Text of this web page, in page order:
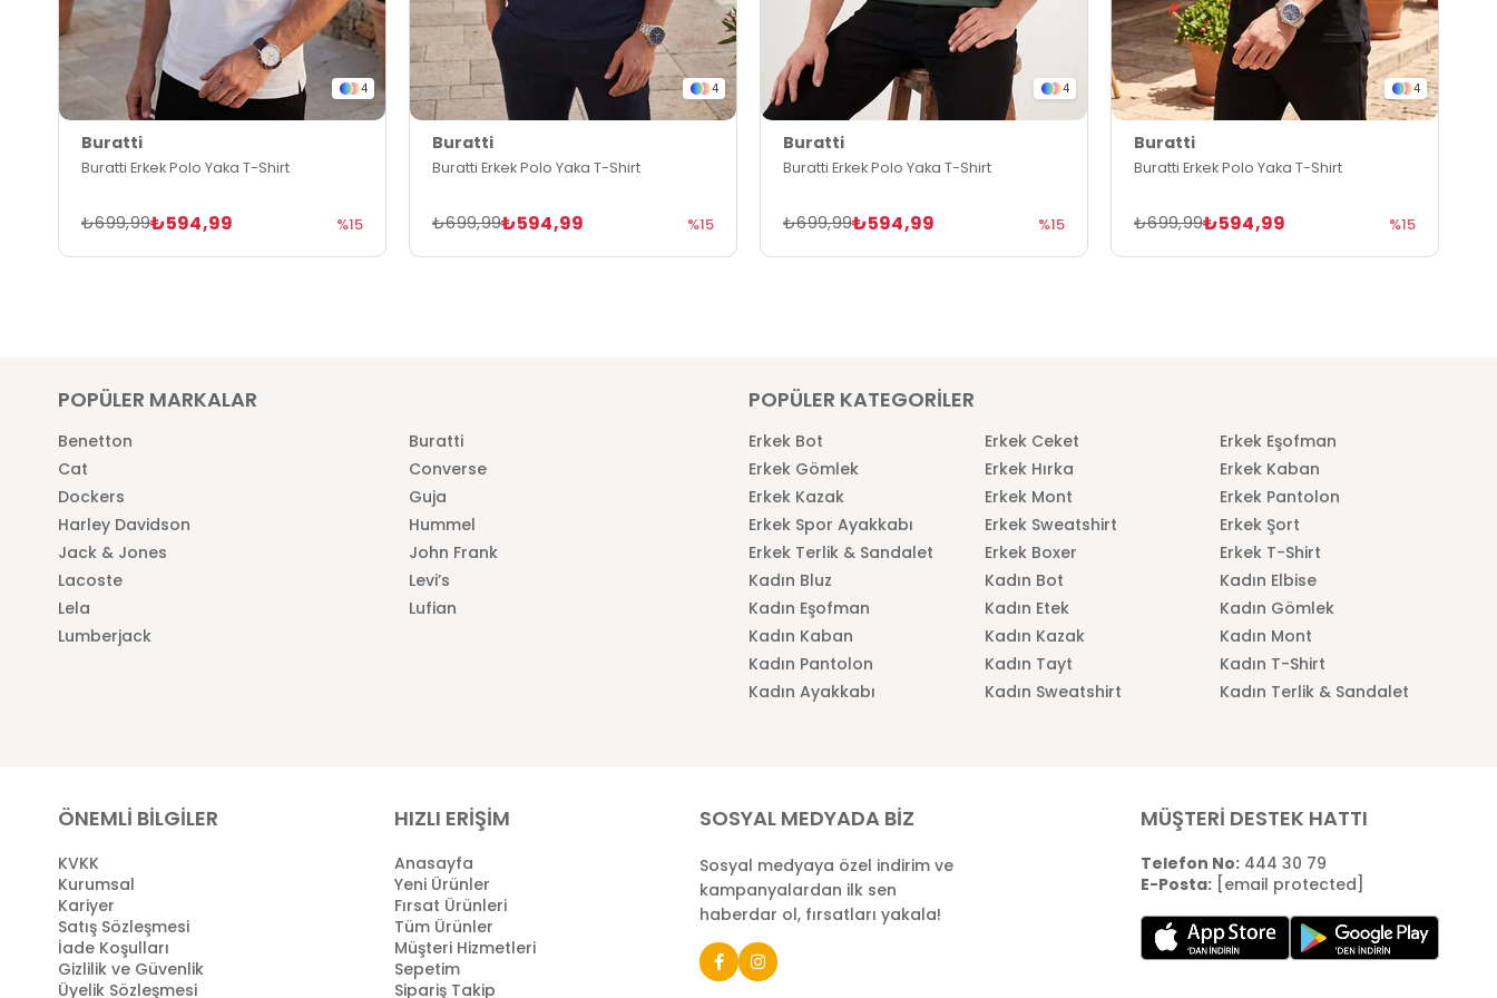
4
Buratti
Buratti Erkek Polo Yaka T-Shirt
₺594,99
₺699,99 %15
4
Buratti
Buratti Erkek Polo Yaka T-Shirt
₺594,99
₺699,99 %15
4
Buratti
Buratti Erkek Polo Yaka T-Shirt
₺594,99
₺699,99 %15
4
Buratti
Buratti Erkek Polo Yaka T-Shirt
₺594,99
₺699,99 %15
POPÜLER MARKALAR
Benetton
Buratti
Cat
Converse
Dockers
Guja
Harley Davidson
Hummel
Jack & Jones
John Frank
Lacoste
Levi’s
Lela
Lufian
Lumberjack
POPÜLER KATEGORİLER
Erkek Bot Erkek Ceket
Erkek Eşofman
Erkek Gömlek
Erkek Hırka
Erkek Kaban
Erkek Kazak
Erkek Mont
Erkek Pantolon
Erkek Spor Ayakkabı
Erkek Sweatshirt
Erkek Şort
Erkek Terlik & Sandalet
Erkek Boxer
Erkek T-Shirt
Kadın Bluz
Kadın Bot
Kadın Elbise
Kadın Eşofman
Kadın Etek
Kadın Gömlek
Kadın Kaban
Kadın Kazak
Kadın Mont
Kadın Pantolon
Kadın Tayt
Kadın T-Shirt
Kadın Ayakkabı
Kadın Sweatshirt Kadın Terlik & Sandalet
ÖNEMLİ BİLGİLER
KVKK
Kurumsal
Kariyer
Satış Sözleşmesi
İade Koşulları
Gizlilik ve Güvenlik
Üyelik Sözleşmesi
HIZLI ERİŞİM
Anasayfa
Yeni Ürünler
Fırsat Ürünleri
Tüm Ürünler
Müşteri Hizmetleri
Sepetim
Sipariş Takip
SOSYAL MEDYADA BİZ
Sosyal medyaya özel indirim ve
kampanyalardan ilk sen
haberdar ol, fırsatları yakala!
MÜŞTERİ DESTEK HATTI
Telefon No:444 30 79
E-Posta: [email protected]